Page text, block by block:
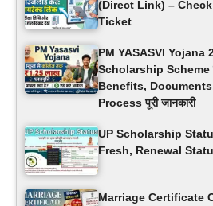
(Direct Link) –
Ticket
PM YASASVI Yojana
Scholarship Scheme
Benefits,
Process पूरी जानकारी
UP Scholarship
Fresh, Renewal
Marriage Certificate